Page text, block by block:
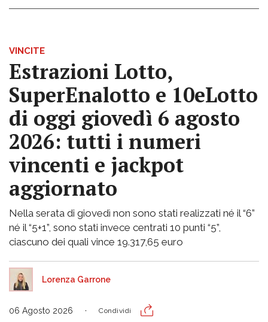
VINCITE
Estrazioni Lotto,
SuperEnalotto e 10eLotto
di oggi giovedì 6 agosto
2026: tutti i numeri
vincenti e jackpot
aggiornato
Nella serata di giovedì non sono stati realizzati né il “6”
né il “5+1”, sono stati invece centrati 10 punti “5”,
ciascuno dei quali vince 19.317,65 euro
Lorenza Garrone
06 Agosto 2026 Condividi